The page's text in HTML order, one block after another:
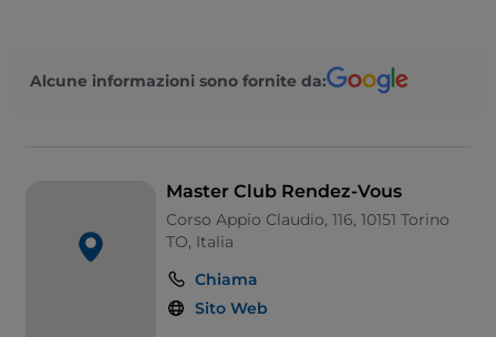
Alcune informazioni sono fornite da:
Master Club Rendez-Vous
Corso Appio Claudio, 116, 10151 Torino
TO, Italia
Chiama
Sito Web